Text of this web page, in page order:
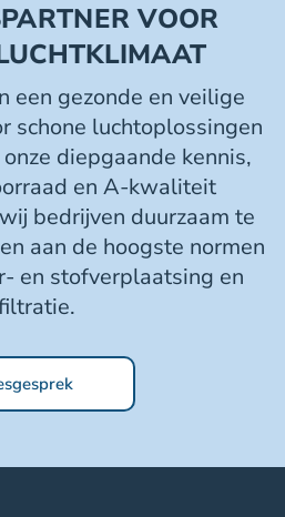
VOOR
een gezonde en veilige
schone luchtoplossingen
diepgaande kennis,
en A-kwaliteit
bedrijven duurzaam te
aan de hoogste normen
en stofverplaatsing en